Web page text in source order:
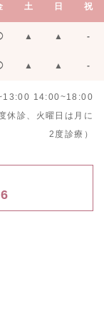
土 日 祝
▲ ▲ -
▲ ▲ -
14:00~18:00
休診、火曜日は月に
2度診療）